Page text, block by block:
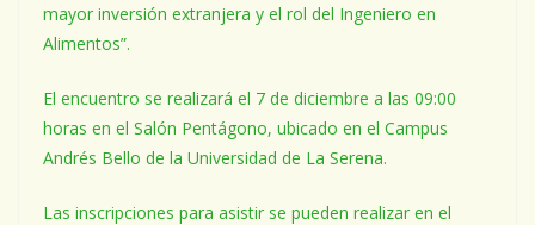
mayor inversión extranjera y el rol del Ingeniero en
Alimentos”.
El encuentro se realizará el 7 de diciembre a las 09:00
horas en el Salón Pentágono, ubicado en el Campus
Andrés Bello de la Universidad de La Serena.
Las inscripciones para asistir se pueden realizar en el